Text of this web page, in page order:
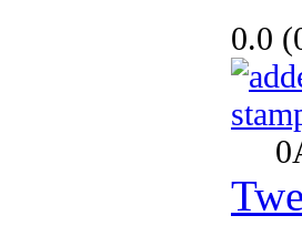
0.0 (
0